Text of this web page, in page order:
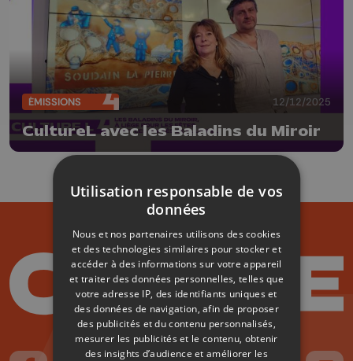
ÉMISSIONS 12/12/2025
CultureL avec les Baladins du Miroir
Utilisation responsable de vos
données
Nous et nos partenaires utilisons des cookies
et des technologies similaires pour stocker et
accéder à des informations sur votre appareil
et traiter des données personnelles, telles que
votre adresse IP, des identifiants uniques et
des données de navigation, afin de proposer
des publicités et du contenu personnalisés,
mesurer les publicités et le contenu, obtenir
des insights d’audience et améliorer les